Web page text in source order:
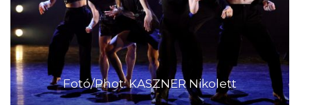
Fotó/Phot: KASZNER Nikolett